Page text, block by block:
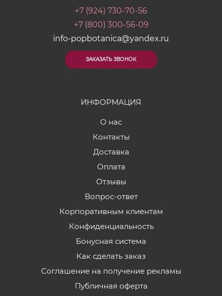
+7 (924) 730-70-56
+7 (800) 300-56-09
info-popbotanica@yandex.ru
ЗАКАЗАТЬ ЗВОНОК
ИНФОРМАЦИЯ
О нас
Контакты
Доставка
Оплата
Отзывы
Вопрос-ответ
Корпоративным клиентам
Конфиденциальность
Бонусная система
Как сделать заказ
Соглашение на получение рекламы
Публичная оферта